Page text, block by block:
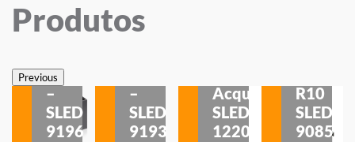
Produtos
PreviousSobrepor
–
SLED
9196
–
SLED
9193
Acqua
SLED
1220
R10
SLED
9085